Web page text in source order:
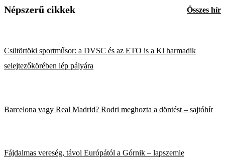
Népszerű cikkek Összes hír
Csütörtöki sportműsor: a DVSC és az ETO is a Kl harmadik
selejtezőkörében lép pályára
Barcelona vagy Real Madrid? Rodri meghozta a döntést – sajtóhír
Fájdalmas vereség, távol Európától a Górnik – lapszemle